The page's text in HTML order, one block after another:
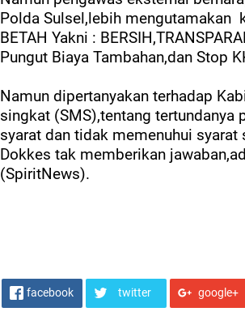
Polda Sulsel,lebih mengutamakan
BETAH Yakni :
Pungut Biaya Tambahan,dan Stop
Namun dipertanyakan terhadap
singkat (SMS),tentang tertundanya
syarat dan tidak memenuhui
Dokkes tak memberikan
(SpiritNews).
facebook twitter google+